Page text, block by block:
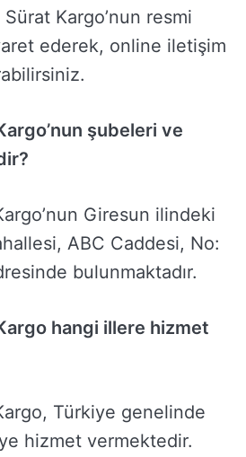
Kargo’nun resmi
ederek, online iletişim
şubeleri ve
Giresun ilindeki
ABC Caddesi, No:
bulunmaktadır.
hangi illere hizmet
Türkiye genelinde
hizmet vermektedir.